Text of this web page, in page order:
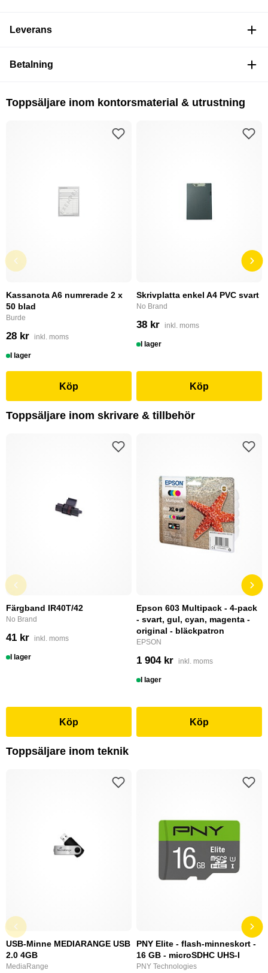
Leverans
Betalning
Toppsäljare inom kontorsmaterial & utrustning
Kassanota A6 numrerade 2 x
50 blad
Burde
28 kr inkl. moms
I lager
Köp
Skrivplatta enkel A4 PVC svart
No Brand
38 kr inkl. moms
I lager
Köp
Toppsäljare inom skrivare & tillbehör
Färgband IR40T/42
No Brand
41 kr inkl. moms
I lager
Köp
Epson 603 Multipack - 4-pack
- svart, gul, cyan, magenta -
original - bläckpatron
EPSON
1 904 kr inkl. moms
I lager
Köp
Toppsäljare inom teknik
USB-Minne MEDIARANGE USB
2.0 4GB
MediaRange
PNY Elite - flash-minneskort -
16 GB - microSDHC UHS-I
PNY Technologies